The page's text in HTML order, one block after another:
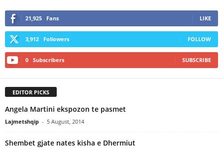
21,925 Fans LIKE
3,912 Followers FOLLOW
0 Subscribers SUBSCRIBE
EDITOR PICKS
Angela Martini ekspozon te pasmet
Lajmetshqip - 5 August, 2014
Shembet gjate nates kisha e Dhermiut